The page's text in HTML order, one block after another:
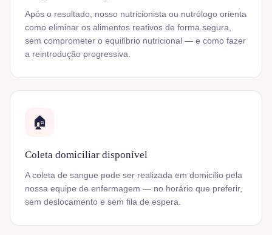
Após o resultado, nosso nutricionista ou nutrólogo orienta
como eliminar os alimentos reativos de forma segura,
sem comprometer o equilíbrio nutricional — e como fazer
a reintrodução progressiva.
🏠
Coleta domiciliar disponível
A coleta de sangue pode ser realizada em domicílio pela
nossa equipe de enfermagem — no horário que preferir,
sem deslocamento e sem fila de espera.